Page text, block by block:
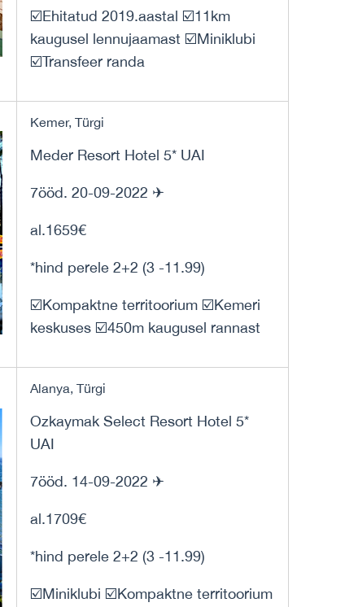
☑️Ehitatud 2019.aastal ☑️11km
kaugusel lennujaamast ☑️Miniklubi
☑️Transfeer randa
Kemer, Türgi
Meder Resort Hotel 5* UAI
7ööd. 20-09-2022 ✈
al.1659€
*hind perele 2+2 (3 -11.99)
☑️Kompaktne territoorium ☑️Kemeri
keskuses ☑️450m kaugusel rannast
Alanya, Türgi
Ozkaymak Select Resort Hotel 5*
UAI
7ööd. 14-09-2022 ✈
al.1709€
*hind perele 2+2 (3 -11.99)
☑️Miniklubi ☑️Kompaktne territoorium